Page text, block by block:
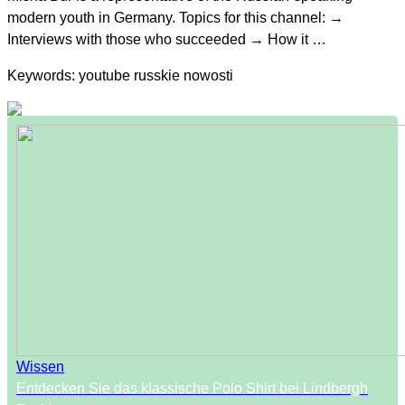
modern youth in Germany. Topics for this channel: →
Interviews with those who succeeded → How it …
Keywords: youtube russkie nowosti
Wissen
Entdecken Sie das klassische Polo Shirt bei Lindbergh